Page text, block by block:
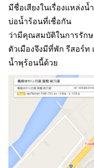
มีชื่อเสียงในเรื่องแหล่ง
บ่อน้ำร้อนที่เชื่อกัน
ว่ามีคุณสมบัติในการรัก
ตัวเมืองจึงมีที่พัก รีสอร์ท
น้ำพุร้อนนี้ด้วย